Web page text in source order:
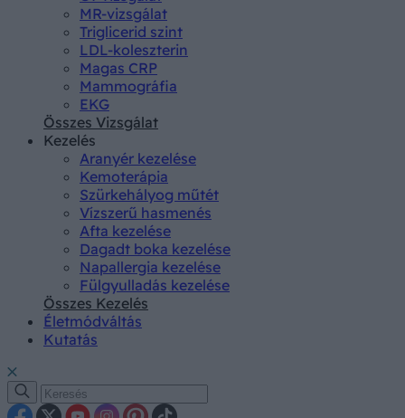
MR-vizsgálat
Triglicerid szint
LDL-koleszterin
Magas CRP
Mammográfia
EKG
Összes Vizsgálat
Kezelés
Aranyér kezelése
Kemoterápia
Szürkehályog műtét
Vízszerű hasmenés
Afta kezelése
Dagadt boka kezelése
Napallergia kezelése
Fülgyulladás kezelése
Összes Kezelés
Életmódváltás
Kutatás